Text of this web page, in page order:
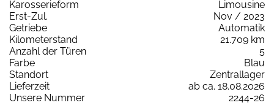
Karosserieform
Limousine
Erst-Zul.
Nov / 2023
Getriebe
Automatik
Kilometerstand
21.709 km
Anzahl der Türen
5
Farbe
Blau
Standort
Zentrallager
Lieferzeit
ab ca. 18.08.2026
Unsere Nummer
2244-26